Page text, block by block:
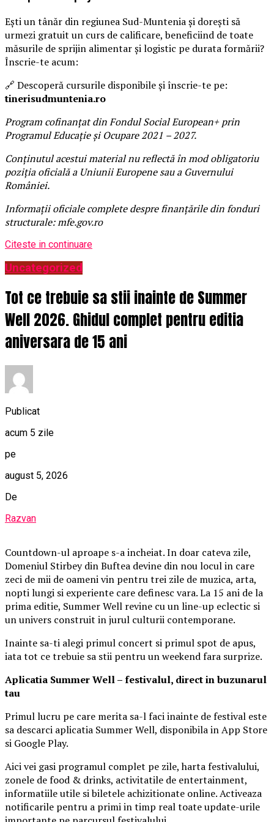
Ești un tânăr din regiunea Sud-Muntenia și dorești să
urmezi gratuit un curs de calificare, beneficiind de toate
măsurile de sprijin alimentar și logistic pe durata formării?
Înscrie-te acum:
🔗 Descoperă cursurile disponibile și înscrie-te pe:
tinerisudmuntenia.ro
Program cofinanțat din Fondul Social European+ prin
Programul Educație și Ocupare 2021 – 2027.
Conținutul acestui material nu reflectă în mod obligatoriu
poziția oficială a Uniunii Europene sau a Guvernului
României.
Informații oficiale complete despre finanțările din fonduri
structurale: mfe.gov.ro
Citeste in continuare
Uncategorized
Tot ce trebuie sa stii inainte de Summer
Well 2026. Ghidul complet pentru editia
aniversara de 15 ani
Publicat
acum 5 zile
pe
august 5, 2026
De
Razvan
Countdown-ul aproape s-a incheiat. In doar cateva zile,
Domeniul Stirbey din Buftea devine din nou locul in care
zeci de mii de oameni vin pentru trei zile de muzica, arta,
nopti lungi si experiente care definesc vara. La 15 ani de la
prima editie, Summer Well revine cu un line-up eclectic si
un univers construit in jurul culturii contemporane.
Inainte sa-ti alegi primul concert si primul spot de apus,
iata tot ce trebuie sa stii pentru un weekend fara surprize.
Aplicatia Summer Well– festivalul, direct in buzunarul
tau
Primul lucru pe care merita sa-l faci inainte de festival este
sa descarci aplicatia Summer Well, disponibila in App Store
si Google Play.
Aici vei gasi programul complet pe zile, harta festivalului,
zonele de food & drinks, activitatile de entertainment,
informatiile utile si biletele achizitionate online. Activeaza
notificarile pentru a primi in timp real toate update-urile